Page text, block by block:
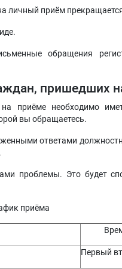
личный приём
обращения
пришедших
приёме необходимо
вы обращаетесь.
ответами
проблемы. Это будет
приёма
Первый